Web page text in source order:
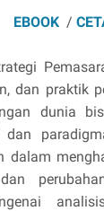
EBOOK /
dan praktik
dunia
dalam